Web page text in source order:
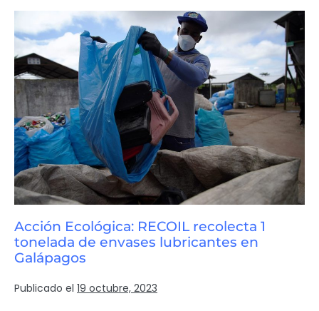
Acción Ecológica: RECOIL recolecta 1
tonelada de envases lubricantes en
Galápagos
Publicado el 19 octubre, 2023